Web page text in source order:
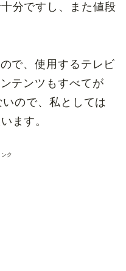
分ですし、また値段
で、使用するテレビ
テンツもすべてが
ので、私としては
ます。
ク